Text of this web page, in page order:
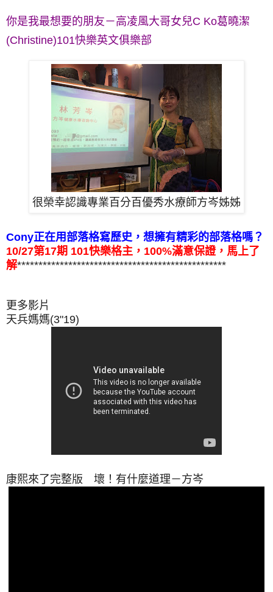
你是我最想要的朋友－高凌風大哥女兒C Ko葛曉潔
(Christine)101快樂英文俱樂部
很榮幸認識專業百分百優秀水療師方岑姊姊
Cony正在用部落格寫歷史，想擁有精彩的部落格嗎？
10/27第17期 101快樂格主，100%滿意保證，馬上了
解*************************************************
更多影片
天兵媽媽(3"19)
康熙來了完整版 壞！有什麼道理－方岑